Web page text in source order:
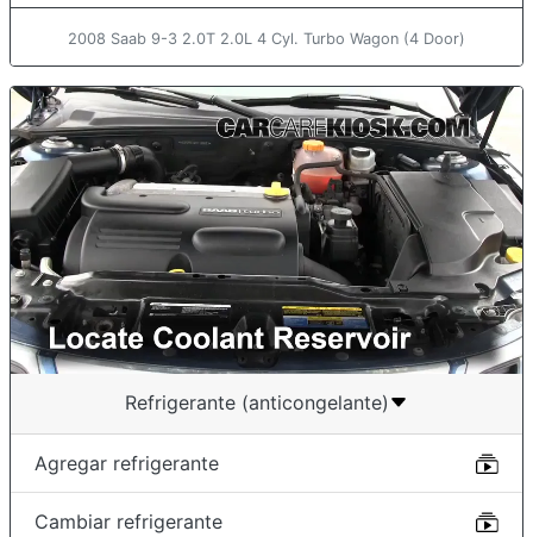
2008 Saab 9-3 2.0T 2.0L 4 Cyl. Turbo Wagon (4 Door)
Refrigerante (anticongelante)
Agregar refrigerante
Cambiar refrigerante